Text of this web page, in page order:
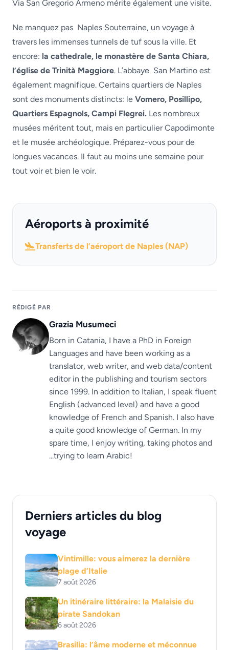
Via San Gregorio Armeno mérite également une visite.
Ne manquez pas Naples Souterraine, un voyage à
travers les immenses tunnels de tuf sous la ville. Et
encore: la cathedrale, le monastère de Santa Chiara,
l’église de Trinità Maggiore. L’abbaye San Martino est
également magnifique. Certains quartiers de Naples
sont des monuments distincts: le Vomero, Posillipo,
Quartiers Espagnols, Campi Flegrei. Les nombreux
musées méritent tout, mais en particulier Capodimonte
et le musée archéologique. Préparez-vous pour de
longues vacances. Il faut au moins une semaine pour
tout voir et bien le voir.
Aéroports à proximité
Transferts de l’aéroport de Naples (NAP)
RÉDIGÉ PAR
Grazia Musumeci
Born in Catania, I have a PhD in Foreign
Languages ​​and have been working as a
translator, web writer, and web data/content
editor in the publishing and tourism sectors
since 1999. In addition to Italian, I speak fluent
English (advanced level) and have a good
knowledge of French and Spanish. I also have
a quite good knowledge of German. In my
spare time, I enjoy writing, taking photos and
...trying to learn Arabic!
Derniers articles du blog
voyage
Vintimille: vous aimerez la dernière
plage d’Italie
7 août 2026
Un itinéraire littéraire: la Malaisie du
pirate Sandokan
6 août 2026
Brasilia: l’âme moderne et méconnue